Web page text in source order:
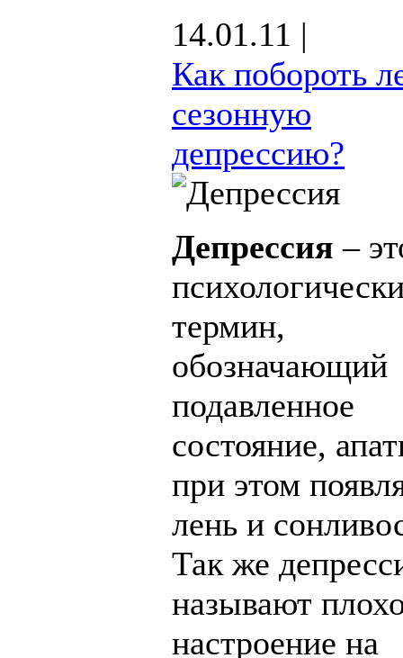
14.01.11 |
Как побороть
сезонную
депрессию?
Депрессия –
термин,
обозначающий
подавленное
состояние,
при этом
лень и
Так же
называют
настроение на